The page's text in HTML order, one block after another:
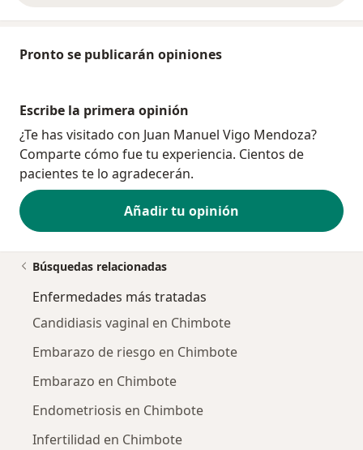
Pronto se publicarán opiniones
Escribe la primera opinión
¿Te has visitado con Juan Manuel Vigo Mendoza?
Comparte cómo fue tu experiencia. Cientos de
pacientes te lo agradecerán.
Añadir tu opinión
Búsquedas relacionadas
Enfermedades más tratadas
Candidiasis vaginal en Chimbote
Embarazo de riesgo en Chimbote
Embarazo en Chimbote
Endometriosis en Chimbote
Infertilidad en Chimbote